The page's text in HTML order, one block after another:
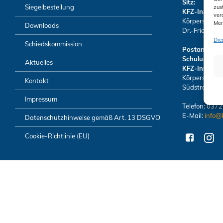
Siegelbestellung
Downloads
Schiedskommission
Aktuelles
Kontakt
Impressum
Datenschutzhinweise gemäß Art. 13 DSGVO
Cookie-Richtlinie (EU)
Sitz:
KFZ-Innung
Körperschaft
Dr.-
KFZ-Innung
Körperschaft
Südstraße 6
Telefon:
E-Mail: